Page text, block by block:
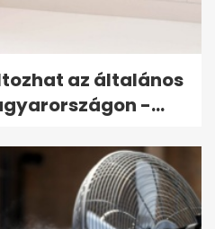
az általános
-...